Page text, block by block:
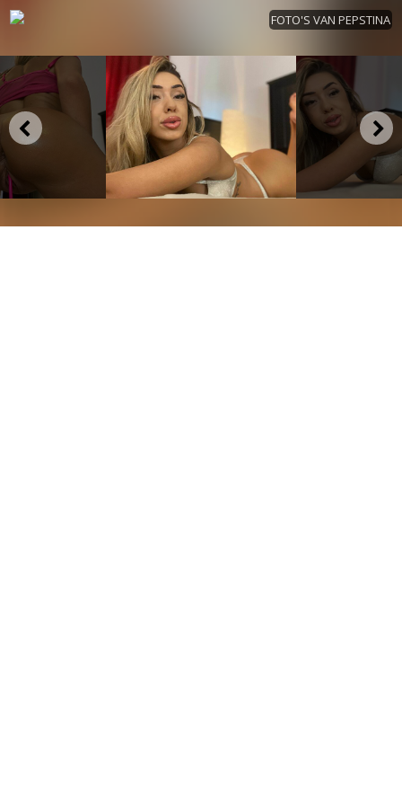
FOTO'S VAN PEPSTINA